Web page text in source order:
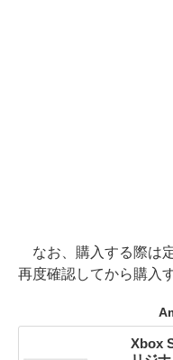
なお、購入する際は
再度確認してから購入
Xbox